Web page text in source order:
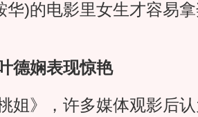
华)的电影里女生才容易
娴表现惊艳
》，许多媒体观影后认